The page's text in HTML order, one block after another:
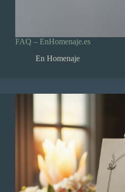
FAQ – EnHomenaje.es
En Homenaje